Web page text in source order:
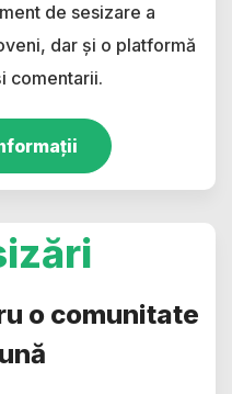
de sesizare a
dar și o platformă
comentarii.
o comunitate